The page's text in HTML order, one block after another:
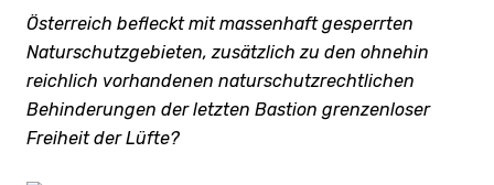
Österreich befleckt mit massenhaft gesperrten
Naturschutzgebieten, zusätzlich zu den ohnehin
reichlich vorhandenen naturschutzrechtlichen
Behinderungen der letzten Bastion grenzenloser
Freiheit der Lüfte?